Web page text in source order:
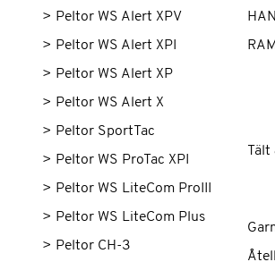
> Peltor WS Alert XPV
> Peltor WS Alert XPI
> Peltor WS Alert XP
> Peltor WS Alert X
> Peltor SportTac
> Peltor WS ProTac XPI
> Peltor WS LiteCom ProIII
> Peltor WS LiteCom Plus
> Peltor CH-3